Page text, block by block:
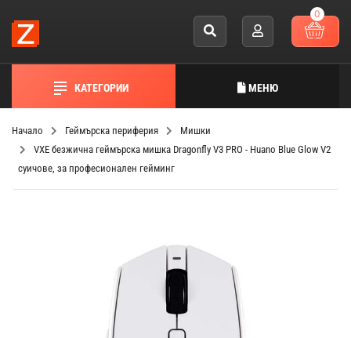
0
КАТЕГОРИИ МЕНЮ
Начало Геймърска периферия
Мишки
VXE безжична геймърска мишка Dragonfly V3 PRO - Huano Blue Glow V2
суичове, за професионален гейминг